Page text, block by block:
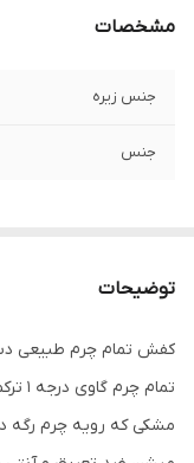
مشخصات
جنس زیره
جنس
توضیحات
کفش تمام چرم طبیعی
مشکی که رویه چرم رگه